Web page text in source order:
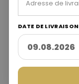
DATE DE LIVRAISON